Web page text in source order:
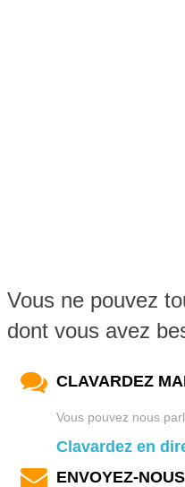
Vous ne pouvez
dont vous avez
CLAVARDEZ
Vous pouvez nous
Clavardez en
ENVOYEZ-